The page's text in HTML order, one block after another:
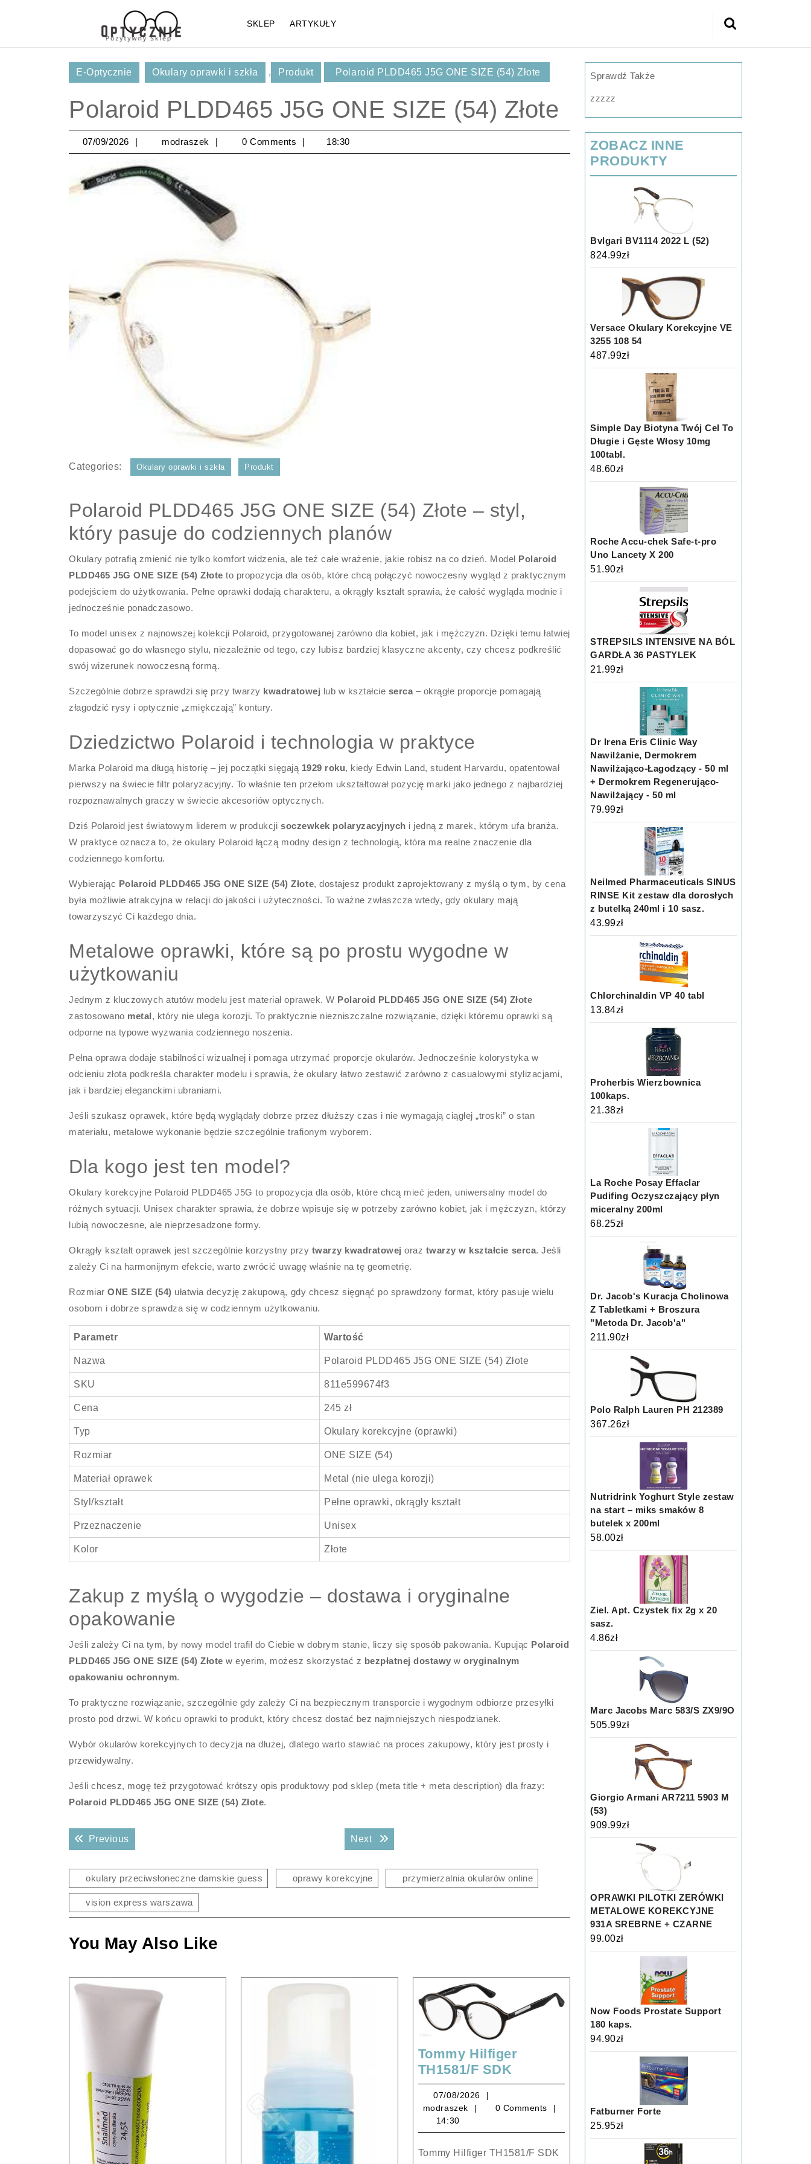
SKLEP ARTYKUŁY
Search
E-Optycznie Okulary oprawki i szkła , Produkt Polaroid PLDD465 J5G ONE SIZE (54) Złote
Polaroid PLDD465 J5G ONE SIZE (54) Złote
07/09/2026 07/09/2026
modraszek modraszek
0 Comments 18:30
Categories: Okulary oprawki i szkła Produkt
Polaroid PLDD465 J5G ONE SIZE (54) Złote – styl,
który pasuje do codziennych planów
Okulary potrafią zmienić nie tylko komfort widzenia, ale też całe wrażenie, jakie robisz na co dzień. Model Polaroid
PLDD465 J5G ONE SIZE (54) Złote to propozycja dla osób, które chcą połączyć nowoczesny wygląd z praktycznym
podejściem do użytkowania. Pełne oprawki dodają charakteru, a okrągły kształt sprawia, że całość wygląda modnie i
jednocześnie ponadczasowo.
To model unisex z najnowszej kolekcji Polaroid, przygotowanej zarówno dla kobiet, jak i mężczyzn. Dzięki temu łatwiej
dopasować go do własnego stylu, niezależnie od tego, czy lubisz bardziej klasyczne akcenty, czy chcesz podkreślić
swój wizerunek nowoczesną formą.
Szczególnie dobrze sprawdzi się przy twarzy kwadratowej lub w kształcie serca – okrągłe proporcje pomagają
złagodzić rysy i optycznie „zmiękczają” kontury.
Dziedzictwo Polaroid i technologia w praktyce
Marka Polaroid ma długą historię – jej początki sięgają 1929 roku, kiedy Edwin Land, student Harvardu, opatentował
pierwszy na świecie filtr polaryzacyjny. To właśnie ten przełom ukształtował pozycję marki jako jednego z najbardziej
rozpoznawalnych graczy w świecie akcesoriów optycznych.
Dziś Polaroid jest światowym liderem w produkcji soczewkek polaryzacyjnych i jedną z marek, którym ufa branża.
W praktyce oznacza to, że okulary Polaroid łączą modny design z technologią, która ma realne znaczenie dla
codziennego komfortu.
Wybierając Polaroid PLDD465 J5G ONE SIZE (54) Złote, dostajesz produkt zaprojektowany z myślą o tym, by cena
była możliwie atrakcyjna w relacji do jakości i użyteczności. To ważne zwłaszcza wtedy, gdy okulary mają
towarzyszyć Ci każdego dnia.
Metalowe oprawki, które są po prostu wygodne w
użytkowaniu
Jednym z kluczowych atutów modelu jest materiał oprawek. W Polaroid PLDD465 J5G ONE SIZE (54) Złote
zastosowano metal, który nie ulega korozji. To praktycznie niezniszczalne rozwiązanie, dzięki któremu oprawki są
odporne na typowe wyzwania codziennego noszenia.
Pełna oprawa dodaje stabilności wizualnej i pomaga utrzymać proporcje okularów. Jednocześnie kolorystyka w
odcieniu złota podkreśla charakter modelu i sprawia, że okulary łatwo zestawić zarówno z casualowymi stylizacjami,
jak i bardziej eleganckimi ubraniami.
Jeśli szukasz oprawek, które będą wyglądały dobrze przez dłuższy czas i nie wymagają ciągłej „troski” o stan
materiału, metalowe wykonanie będzie szczególnie trafionym wyborem.
Dla kogo jest ten model?
Okulary korekcyjne Polaroid PLDD465 J5G to propozycja dla osób, które chcą mieć jeden, uniwersalny model do
różnych sytuacji. Unisex charakter sprawia, że dobrze wpisuje się w potrzeby zarówno kobiet, jak i mężczyzn, którzy
lubią nowoczesne, ale nieprzesadzone formy.
Okrągły kształt oprawek jest szczególnie korzystny przy twarzy kwadratowej oraz twarzy w kształcie serca. Jeśli
zależy Ci na harmonijnym efekcie, warto zwrócić uwagę właśnie na tę geometrię.
RozmiarONE SIZE (54) ułatwia decyzję zakupową, gdy chcesz sięgnąć po sprawdzony format, który pasuje wielu
osobom i dobrze sprawdza się w codziennym użytkowaniu.
Parametr Wartość
Nazwa Polaroid PLDD465 J5G ONE SIZE (54) Złote
SKU 811e599674f3
Cena 245 zł
Typ Okulary korekcyjne (oprawki)
Rozmiar ONE SIZE (54)
Materiał oprawek Metal (nie ulega korozji)
Styl/kształt Pełne oprawki, okrągły kształt
Przeznaczenie Unisex
Kolor Złote
Zakup z myślą o wygodzie – dostawa i oryginalne
opakowanie
Jeśli zależy Ci na tym, by nowy model trafił do Ciebie w dobrym stanie, liczy się sposób pakowania. Kupując Polaroid
PLDD465 J5G ONE SIZE (54) Złote w eyerim, możesz skorzystać z bezpłatnej dostawy woryginalnym
opakowaniu ochronnym.
To praktyczne rozwiązanie, szczególnie gdy zależy Ci na bezpiecznym transporcie i wygodnym odbiorze przesyłki
prosto pod drzwi. W końcu oprawki to produkt, który chcesz dostać bez najmniejszych niespodzianek.
Wybór okularów korekcyjnych to decyzja na dłużej, dlatego warto stawiać na proces zakupowy, który jest prosty i
przewidywalny.
Jeśli chcesz, mogę też przygotować krótszy opis produktowy pod sklep (meta title + meta description) dla frazy:
Polaroid PLDD465 J5G ONE SIZE (54) Złote.
Nawigacja
wpisu
PreviousPrevious post: Next Next post:
okulary przeciwsłoneczne damskie guess oprawy korekcyjne przymierzalnia okularów online
vision express warszawa
You May Also Like
Tommy Hilfiger
TH1581/F SDK
Hilfiger
SDK
07/08/2026
modraszek
modraszek
0 Comments
14:30
Tommy Hilfiger TH1581/F SDK
Sprawdź Także
zzzzz
ZOBACZ INNE
PRODUKTY
Bvlgari BV1114 2022 L (52)
824.99zł
Versace Okulary Korekcyjne VE
3255 108 54
487.99zł
Simple Day Biotyna Twój Cel To
Długie i Gęste Włosy 10mg
100tabl.
48.60zł
Roche Accu-chek Safe-t-pro
Uno Lancety X 200
51.90zł
STREPSILS INTENSIVE NA BÓL
GARDŁA 36 PASTYLEK
21.99zł
Dr Irena Eris Clinic Way
Nawilżanie, Dermokrem
Nawilżająco-Łagodzący - 50 ml
+ Dermokrem Regenerująco-
Nawilżający - 50 ml
79.99zł
Neilmed Pharmaceuticals SINUS
RINSE Kit zestaw dla dorosłych
z butelką 240ml i 10 sasz.
43.99zł
Chlorchinaldin VP 40 tabl
13.84zł
Proherbis Wierzbownica
100kaps.
21.38zł
La Roche Posay Effaclar
Pudifing Oczyszczający płyn
miceralny 200ml
68.25zł
Dr. Jacob's Kuracja Cholinowa
Z Tabletkami + Broszura
"Metoda Dr. Jacob'a"
211.90zł
Polo Ralph Lauren PH 212389
367.26zł
Nutridrink Yoghurt Style zestaw
na start – miks smaków 8
butelek x 200ml
58.00zł
Ziel. Apt. Czystek fix 2g x 20
sasz.
4.86zł
Marc Jacobs Marc 583/S ZX9/9O
505.99zł
Giorgio Armani AR7211 5903 M
(53)
909.99zł
OPRAWKI PILOTKI ZERÓWKI
METALOWE KOREKCYJNE
931A SREBRNE + CZARNE
99.00zł
Now Foods Prostate Support
180 kaps.
94.90zł
Fatburner Forte
25.95zł